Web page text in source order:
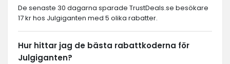
De senaste 30 dagarna sparade TrustDeals.se besökare
17 kr hos Julgiganten med 5 olika rabatter.
Hur hittar jag de bästa rabattkoderna för
Julgiganten?